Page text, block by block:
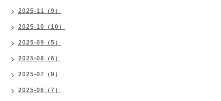
2025-11（9）
2025-10（10）
2025-09（5）
2025-08（6）
2025-07（9）
2025-06（7）